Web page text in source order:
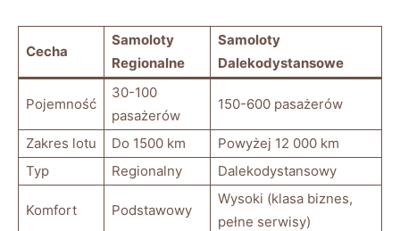
Cecha
Samoloty
Regionalne
Samoloty
Dalekodystansowe
Pojemność
30-100
pasażerów
150-600 pasażerów
Zakres lotu Do 1500 km
Powyżej 12 000 km
Typ
Regionalny Dalekodystansowy
Komfort Podstawowy
Wysoki (klasa biznes,
pełne serwisy)